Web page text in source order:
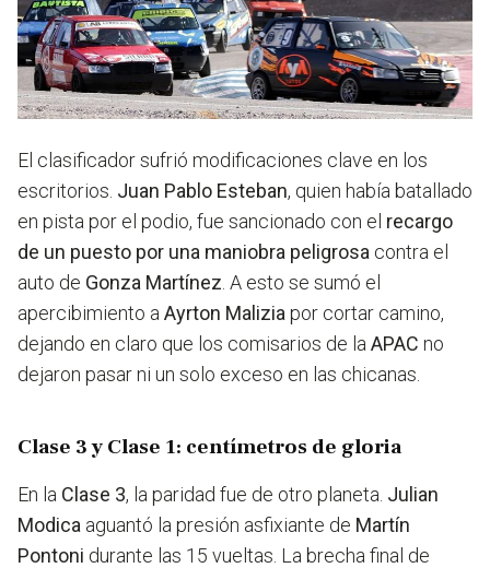
El clasificador sufrió modificaciones clave en los
escritorios. Juan Pablo Esteban, quien había batallado
en pista por el podio, fue sancionado con el recargo
de un puesto por una maniobra peligrosa contra el
auto de Gonza Martínez . A esto se sumó el
apercibimiento a Ayrton Malizia por cortar camino,
dejando en claro que los comisarios de la APAC no
dejaron pasar ni un solo exceso en las chicanas.
Clase 3 y Clase 1: centímetros de gloria
En la Clase 3, la paridad fue de otro planeta. Julian
Modica aguantó la presión asfixiante de Martín
Pontoni durante las 15 vueltas. La brecha final de